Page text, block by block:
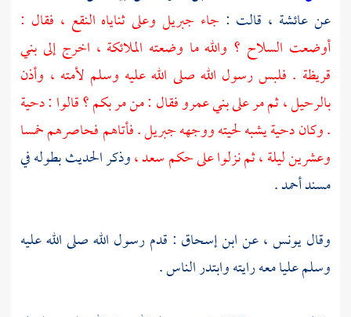
عنعائشة ، قالت : جاء جبريل وعلى ثناياه النقع ، فقال :
أوضعت السلاح ؟ والله ما وضعته الملائكة ، اخرج إلى بني
قريظة . فلبس رسول الله صلى الله عليه وسلم لأمته ، وأذن
بالرحيل ، ثم مر علىبني عمروفقال : من مر بكم ؟ قالوا :دحية
. وكاندحيةيشبه لحيته ووجههجبريل. فأتاهم فحاصرهم خمسا
وعشرين ليلة ، ثم نزلوا على حكمسعد ،وذكر الحديث بطوله في
مسندأحمد.
وقاليونس ،عنابن إسحاق : قدم رسول الله صلى الله عليه
وسلم عليا معه رايته وابتدر الناس .